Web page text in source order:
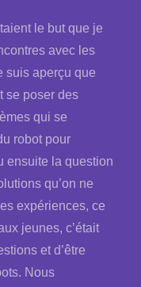
le but que je
avec les
suis aperçu que
se poser des
qui se
robot pour
ensuite la question
qu’on ne
expériences, ce
jeunes, c’était
et d’être
Nous